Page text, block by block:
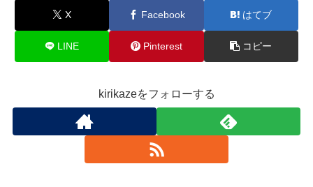
X Facebook はてブ
LINE Pinterest コピー
kirikazeをフォローする